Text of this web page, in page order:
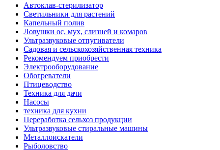
Автоклав-стерилизатор
Светильники для растений
Капельный полив
Ловушки ос, мух, слизней и комаров
Ультразвуковые отпугиватели
Садовая и сельскохозяйственная техника
Рекомендуем приобрести
Электрооборудование
Обогреватели
Птицеводство
Техника для дачи
Насосы
техника для кухни
Переработка сельхоз продукции
Ультразвуковые стиральные машины
Металлоискатели
Рыболовство